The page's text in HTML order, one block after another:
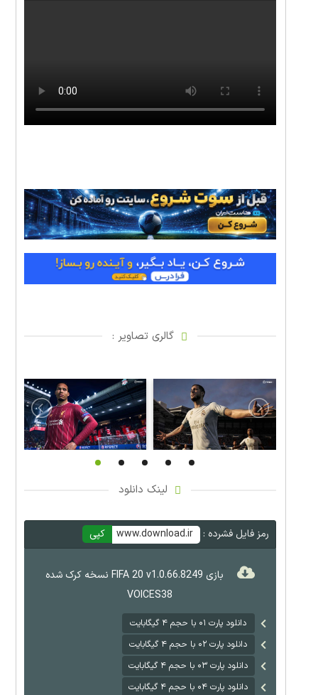
گالری تصاویر :
لینک دانلود
رمز فایل فشرده : www.download.ir کپی
بازی FIFA 20 v1.0.66.8249 نسخه کرک شده
VOICES38
دانلود پارت ۰۱ با حجم ۴ گیگابایت
دانلود پارت ۰۲ با حجم ۴ گیگابایت
دانلود پارت ۰۳ با حجم ۴ گیگابایت
دانلود پارت ۰۴ با حجم ۴ گیگابایت